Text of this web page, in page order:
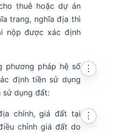
thuê hoặc dự án
trang, nghĩa địa thì
nộp được xác định
phương pháp hệ số
định tiền sử dụng
sử dụng đất:
⋮
chính, giá đất tại
chỉnh giá đất do
⋮